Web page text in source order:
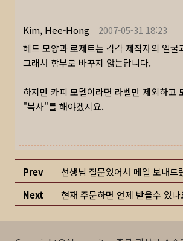
Kim, Hee-Hong
2007-05-31 18:23
헤드 모양과 로제트는 각각 제작자의 얼굴
그래서 함부로 바꾸지 않는답니다.
하지만 카피 모델이라면 라벨만 제외하고
"복사"를 해야겠지요.
Prev
선생님 질문있어서 메일 보내드
Next
현재 주문하면 언제 받을수 있나